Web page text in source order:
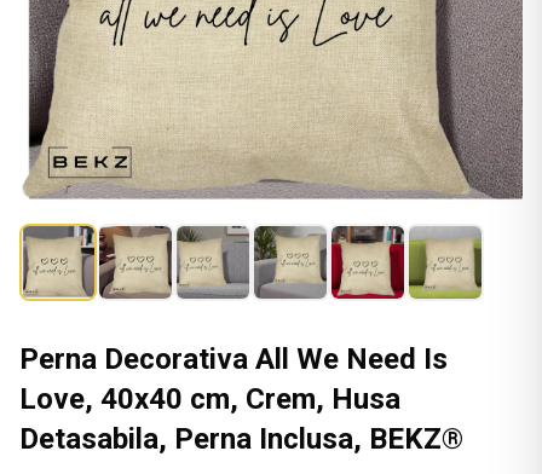
Perna Decorativa All We Need Is
Love, 40x40 cm, Crem, Husa
Detasabila, Perna Inclusa, BEKZ®